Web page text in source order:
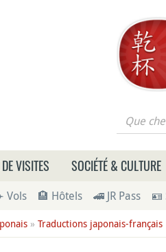
Que cherchez-
VISITES SOCIÉTÉ & CULTURE
Vols 🏨 Hôtels 🚄 JR Pass 🪪
» Traductions japonais-français